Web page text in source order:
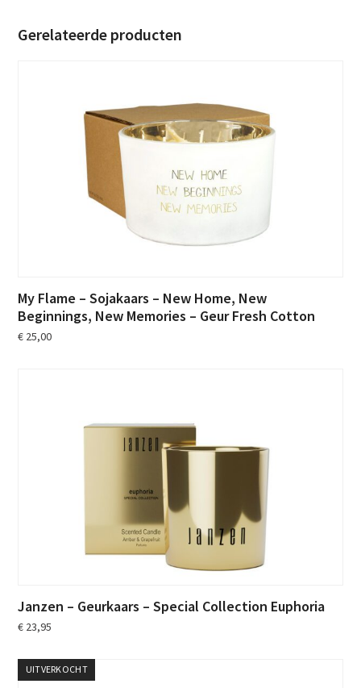
-Gerelateerde producten
My Flame – Sojakaars – New Home, New
Beginnings, New Memories – Geur Fresh Cotton
€ 25,00
Janzen – Geurkaars – Special Collection Euphoria
€ 23,95
UITVERKOCHT